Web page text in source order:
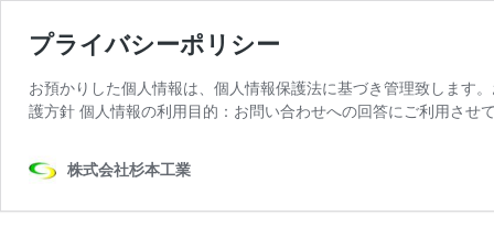
プライバシーポリシー
お預かりした個人情報は、個人情報保護法に基づき管理致します
護方針 個人情報の利用目的：お問い合わせへの回答にご利用さ
株式会社杉本工業